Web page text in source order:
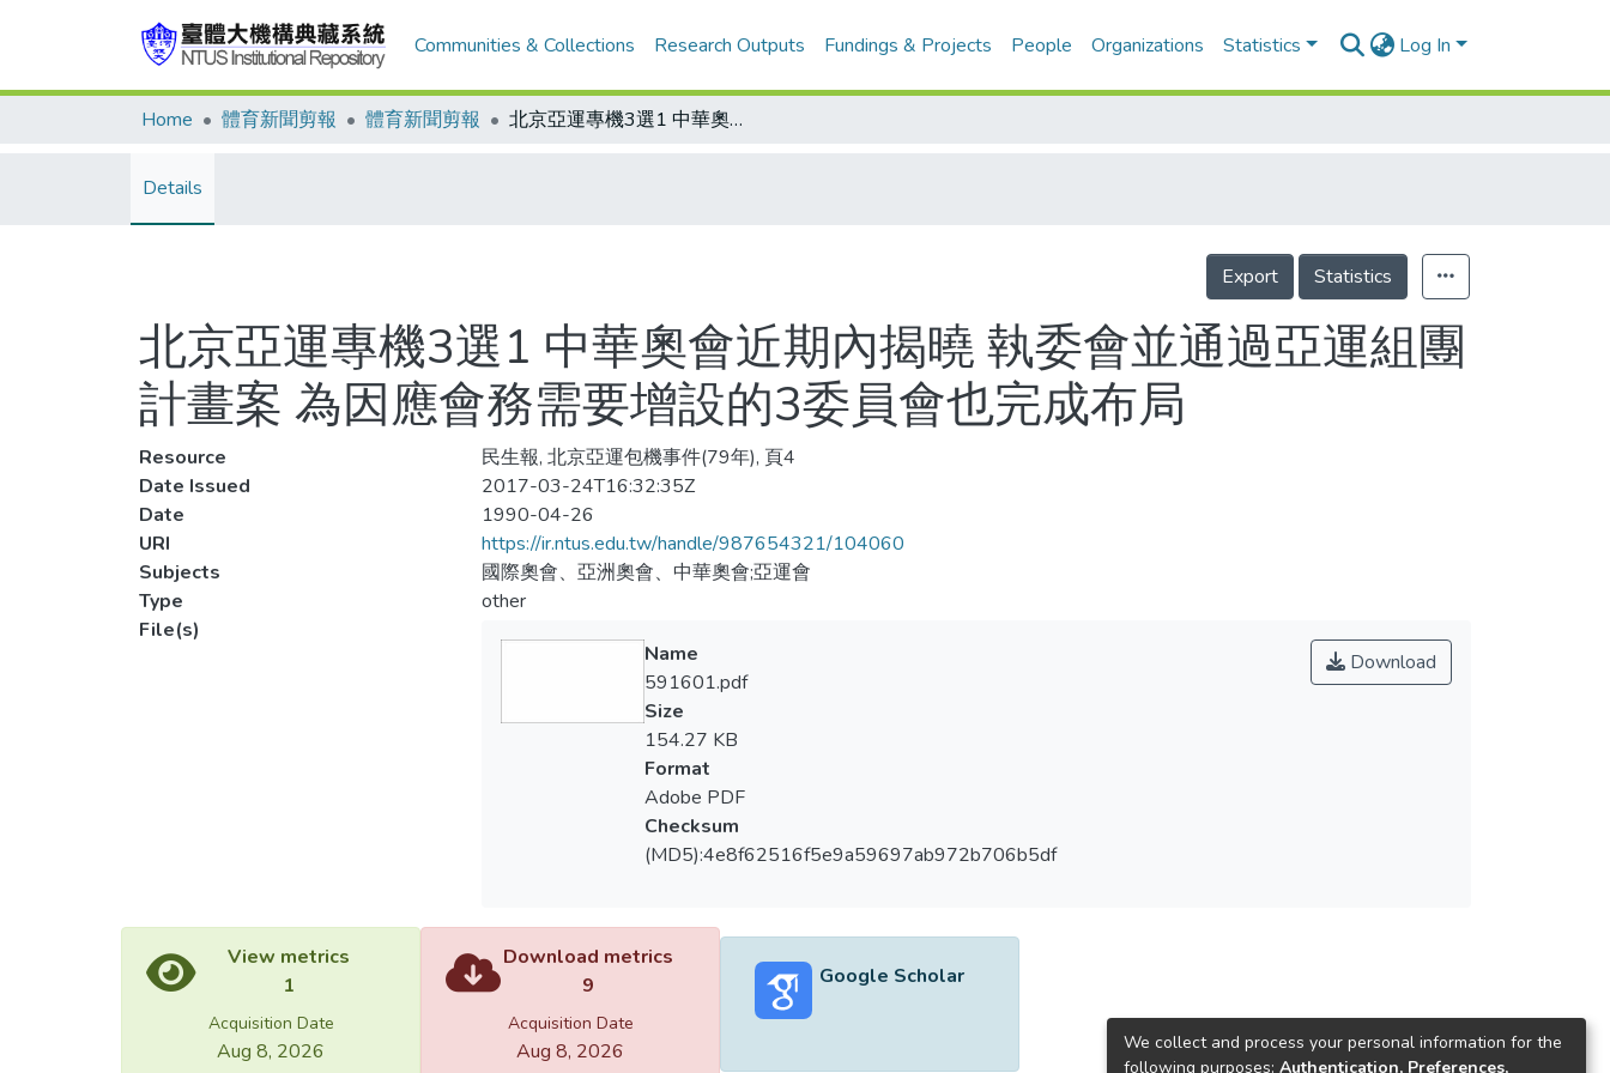
Communities & Collections Research Outputs Fundings & Projects People Organizations Statistics Log In
Home 體育新聞剪報 體育新聞剪報 北京亞運專機3選1 中華奧會近期內揭曉 執委會並通過亞運組團計畫案 為因應會務需要增設的3委員會也完成布局
Details
Export Statistics
北京亞運專機3選1 中華奧會近期內揭曉 執委會並通過亞運組團
計畫案 為因應會務需要增設的3委員會也完成布局
Resource
民生報, 北京亞運包機事件(79年), 頁4
Date Issued
2017-03-24T16:32:35Z
Date
1990-04-26
URI
https://ir.ntus.edu.tw/handle/987654321/104060
Subjects
國際奧會、亞洲奧會、中華奧會;亞運會
Type
other
File(s)
Download
Name
591601.pdf
Size
154.27 KB
Format
Adobe PDF
Checksum
(MD5):4e8f62516f5e9a59697ab972b706b5df
View metrics
1
Acquisition Date
Aug 8, 2026
Download metrics
9
Acquisition Date
Aug 8, 2026
Google Scholar
We collect and process your personal information for the
following purposes: Authentication, Preferences,